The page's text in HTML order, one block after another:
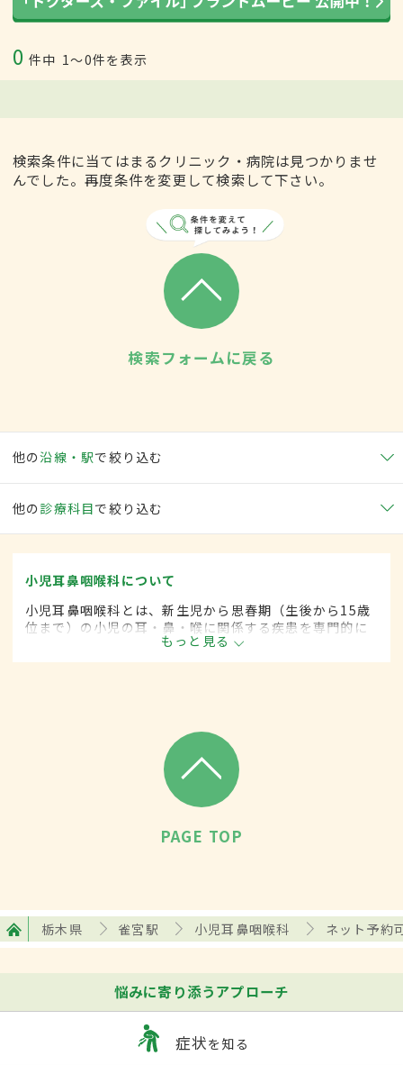
0 件中 1〜0件を表示
検索条件に当てはまるクリニック・病院は見つかりませ
んでした。再度条件を変更して検索して下さい。
検索フォームに戻る
他の沿線・駅で絞り込む
他の 診療科目で絞り込む
小児耳鼻咽喉科について
小児耳鼻咽喉科とは、新生児から思春期（生後から15歳
位まで）の小児の耳・鼻・喉に関係する疾患を専門的に
もっと見る
PAGE TOP
栃木県 雀宮駅 小児耳鼻咽喉科 ネット予約
悩みに寄り添うアプローチ
症状を知る